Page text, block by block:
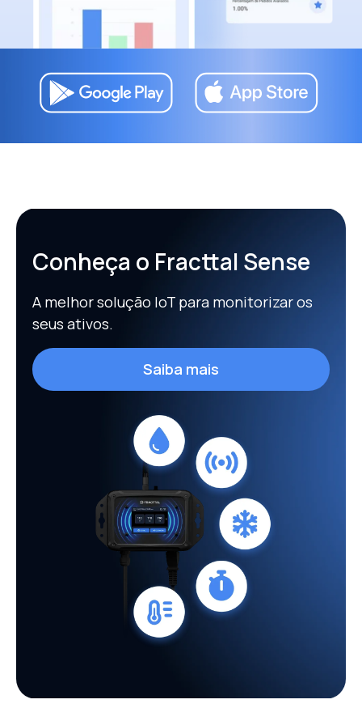
Conheça o Fracttal Sense
A melhor solução IoT para monitorizar os
seus ativos.
Saiba mais